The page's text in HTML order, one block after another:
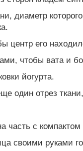
диаметр
центр его
чтобы вата и
йогурта.
один отрез
часть с
своими руками